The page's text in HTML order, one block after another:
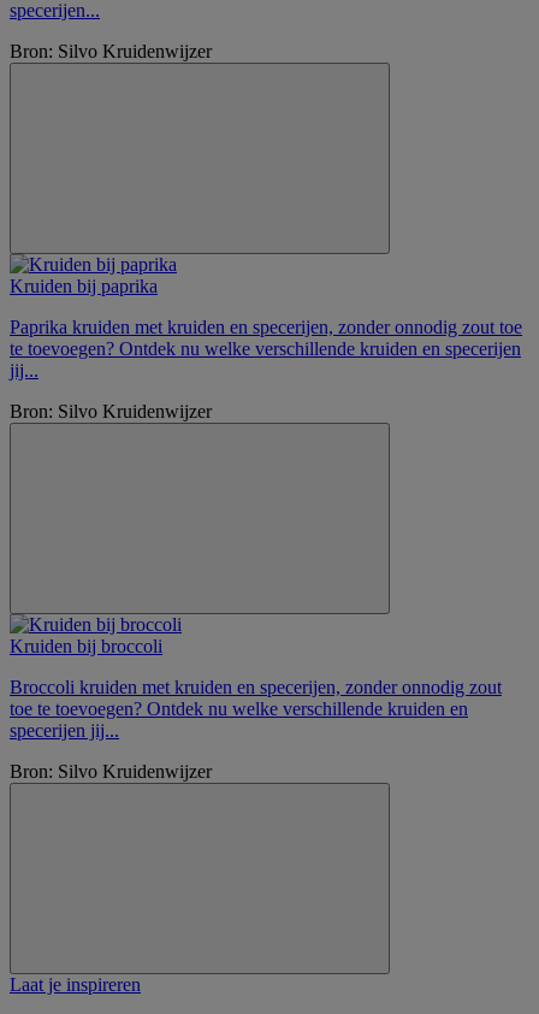
specerijen...
Bron: Silvo Kruidenwijzer
Kruiden bij paprika
Paprika kruiden met kruiden en specerijen, zonder onnodig zout toe
te toevoegen? Ontdek nu welke verschillende kruiden en specerijen
jij...
Bron: Silvo Kruidenwijzer
Kruiden bij broccoli
Broccoli kruiden met kruiden en specerijen, zonder onnodig zout
toe te toevoegen? Ontdek nu welke verschillende kruiden en
specerijen jij...
Bron: Silvo Kruidenwijzer
Laat je inspireren